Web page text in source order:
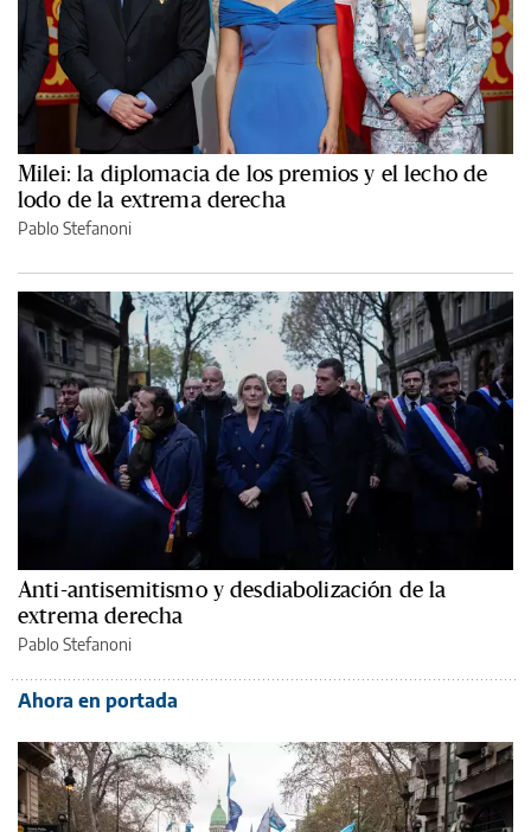
Milei: la diplomacia de los premios y el lecho de
lodo de la extrema derecha
Pablo Stefanoni
Anti-antisemitismo y desdiabolización de la
extrema derecha
Pablo Stefanoni
Ahora en portada